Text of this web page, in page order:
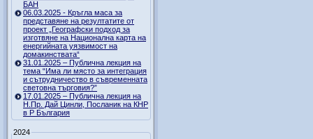
БАН
06.03.2025 - Кръгла маса за
представяне на резултатите от
проект „Географски подход за
изготвяне на Национална карта на
енергийната уязвимост на
домакинствата“
31.01.2025 – Публична лекция на
тема “Има ли място за интеграция
и сътрудничество в съвременната
световна търговия?”
17.01.2025 – Публична лекция на
Н.Пр. Дай Цинли, Посланик на КНР
в Р България
2024